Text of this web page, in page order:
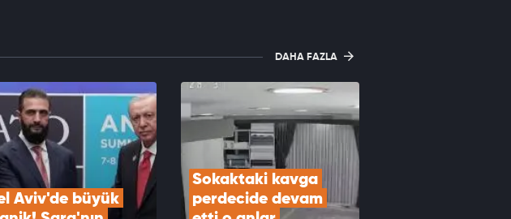
yaralı
DAHA FAZLA
Aviv'de büyük
Sokaktaki kavga
perdecide devam